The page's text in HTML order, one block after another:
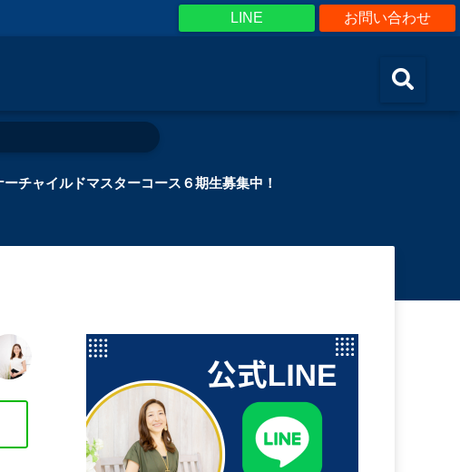
お問い合わせ
LINE
ーチャイルドマスターコース６期生募集中！